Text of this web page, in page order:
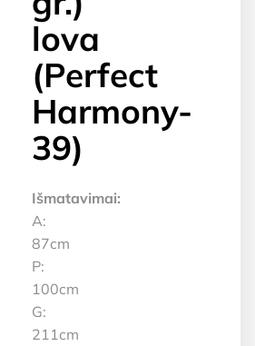
lova
(Perfect
Harmony-
39)
Išmatavimai:
A:
87cm
P:
100cm
G:
211cm